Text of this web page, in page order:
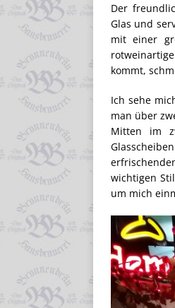
Der
Glas und
mit einer
kommt,
Ich sehe
man über
Mitten im
wichtigen
um mich